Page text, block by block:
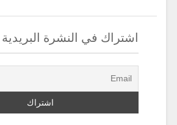
اشتراك في النشرة البريدية